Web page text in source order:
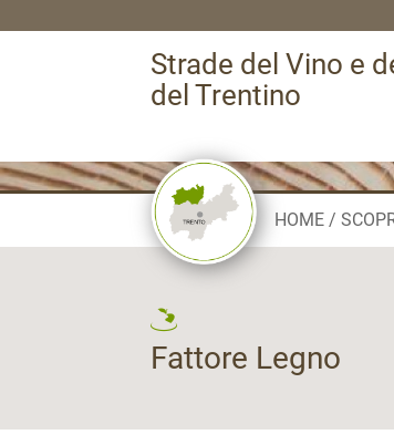
Strade del Vino e
del Trentino
HOME
Fattore Legno